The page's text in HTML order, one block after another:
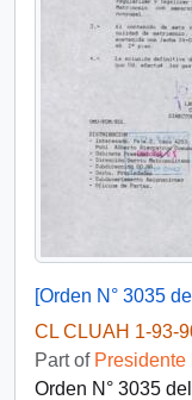
[Orden N° 3035
CL CLUAH 1-93-
Part of
Orden N° 3035